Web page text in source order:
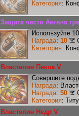
Категория:
Защита чести Ангела
Используйте
Награда: 10
Категория:
Властелин Пекла V
Совершите
Награда:
Награда: 50
Категория:
Властелин Недр V